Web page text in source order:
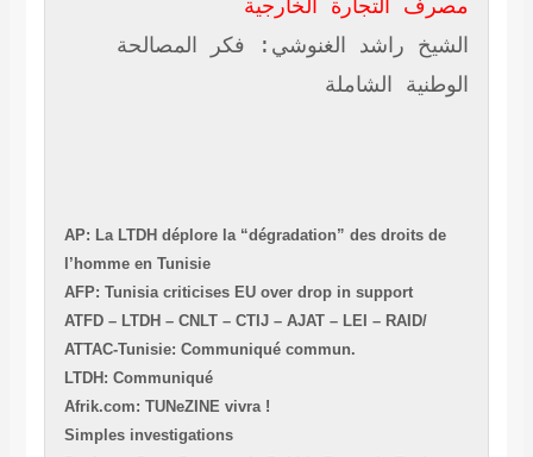
مصرف التجارة الخارجية
الشيخ راشد الغنوشي: فكر المصالحة
الوطنية الشاملة
AP: La LTDH déplore la “dégradation” des droits de
l’homme en Tunisie
AFP: Tunisia criticises EU over drop in support
ATFD – LTDH – CNLT – CTIJ – AJAT – LEI – RAID/
ATTAC-Tunisie: Communiqué commun.
LTDH: Communiqué
Afrik.com: TUNeZINE vivra !
Simples investigations